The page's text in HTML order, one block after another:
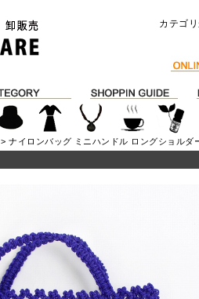
カテゴ
> ナイロンバッグ ミニハンドル ロングショルダ